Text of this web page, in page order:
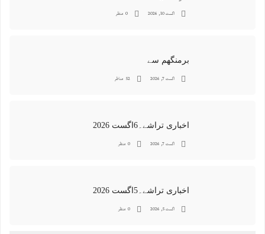
اگست 10, 2026 0 منظر
برمنگھم سے
اگست 7, 2026 52 مناظر
اخباری تراشے۔6اگست 2026
اگست 7, 2026 0 منظر
اخباری تراشے۔5اگست 2026
اگست 5, 2026 0 منظر